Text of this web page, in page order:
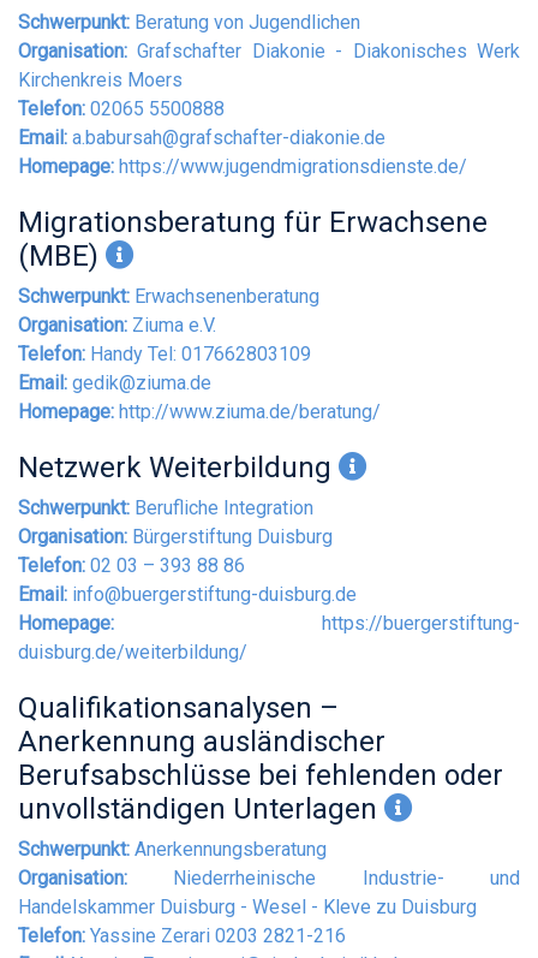
Schwerpunkt: Beratung von Jugendlichen
Organisation:Grafschafter Diakonie - Diakonisches Werk
Kirchenkreis Moers
Telefon: 02065 5500888
Email: a.babursah@grafschafter-diakonie.de
Homepage: https://www.jugendmigrationsdienste.de/
Migrationsberatung für Erwachsene
(MBE)
Schwerpunkt: Erwachsenenberatung
Organisation: Ziuma e.V.
Telefon: Handy Tel: 017662803109
Email: gedik@ziuma.de
Homepage: http://www.ziuma.de/beratung/
Netzwerk Weiterbildung
Schwerpunkt: Berufliche Integration
Organisation: Bürgerstiftung Duisburg
Telefon: 02 03 – 393 88 86
Email: info@buergerstiftung-duisburg.de
Homepage: https://buergerstiftung-
duisburg.de/weiterbildung/
Qualifikationsanalysen –
Anerkennung ausländischer
Berufsabschlüsse bei fehlenden oder
unvollständigen Unterlagen
Schwerpunkt: Anerkennungsberatung
Organisation: Niederrheinische Industrie- und
Handelskammer Duisburg - Wesel - Kleve zu Duisburg
Telefon: Yassine Zerari 0203 2821-216